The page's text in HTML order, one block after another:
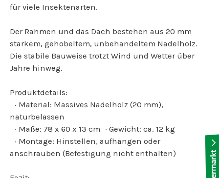
für viele Insektenarten.
Der Rahmen und das Dach bestehen aus 20 mm
starkem, gehobeltem, unbehandeltem Nadelholz.
Die stabile Bauweise trotzt Wind und Wetter über
Jahre hinweg.
Produktdetails:
· Material: Massives Nadelholz (20 mm),
naturbelassen
· Maße: 78 x 60 x 13 cm · Gewicht: ca. 12 kg
· Montage: Hinstellen, aufhängen oder
anschrauben (Befestigung nicht enthalten)